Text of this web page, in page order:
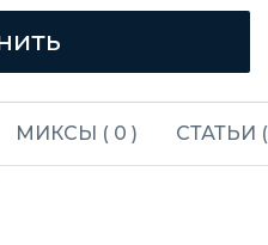
МИКСЫ ( 0 ) СТАТЬИ